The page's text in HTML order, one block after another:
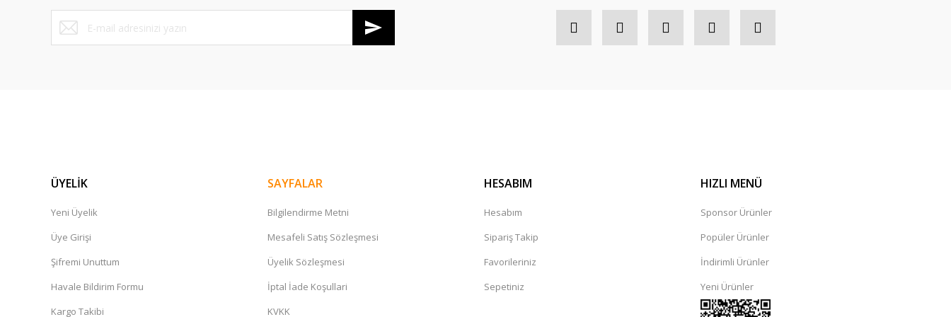
Bu ürüne benzer farklı alternatifler olmalı.
ÜYELİK
Yeni Üyelik
Üye Girişi
Şifremi Unuttum
Havale Bildirim Formu
Kargo Takibi
SAYFALAR
Bilgilendirme Metni
Mesafeli Satış Sözleşmesi
Üyelik Sözleşmesi
İptal İade Koşullari
KVKK
HESABIM
Hesabım
Sipariş Takip
Favorileriniz
Sepetiniz
HIZLI MENÜ
Sponsor Ürünler
Popüler Ürünler
İndirimli Ürünler
Yeni Ürünler